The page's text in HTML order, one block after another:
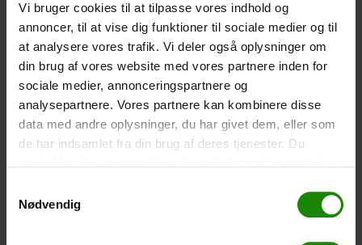
Vi bruger cookies til at tilpasse vores indhold og
annoncer, til at vise dig funktioner til sociale medier og til
at analysere vores trafik. Vi deler også oplysninger om
din brug af vores website med vores partnere inden for
sociale medier, annonceringspartnere og
analysepartnere. Vores partnere kan kombinere disse
data med andre oplysninger, du har givet dem, eller som
de har indsamlet fra din brug af deres tjenester. Du
Nødvendig
Zelt – Grand Canyon Topeka 4 (+750,00kr.)
Personenanzahl: 4 – Klicken Sie auf das Bild, um die
Zeltgröße zu sehen.
Fischernetz für Kinder (+ 30,00
+